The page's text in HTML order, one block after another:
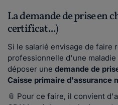
La demande de prise en
certificat...)
Si le salarié envisage de faire
professionnelle d'une
déposer une demande de
Caisse primaire d'assurance
📎 Pour ce faire, il convient